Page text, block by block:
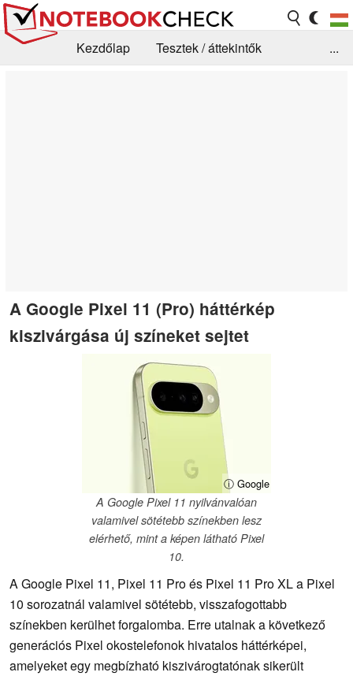
Kezdőlap
Tesztek / áttekintők
...
A Google Pixel 11 (Pro) háttérkép
kiszivárgása új színeket sejtet
ⓘ Google
A Google Pixel 11 nyilvánvalóan
valamivel sötétebb színekben lesz
elérhető, mint a képen látható Pixel
10.
A Google Pixel 11, Pixel 11 Pro és Pixel 11 Pro XL a Pixel
10 sorozatnál valamivel sötétebb, visszafogottabb
színekben kerülhet forgalomba. Erre utalnak a következő
generációs Pixel okostelefonok hivatalos háttérképei,
amelyeket egy megbízható kiszivárogtatónak sikerült